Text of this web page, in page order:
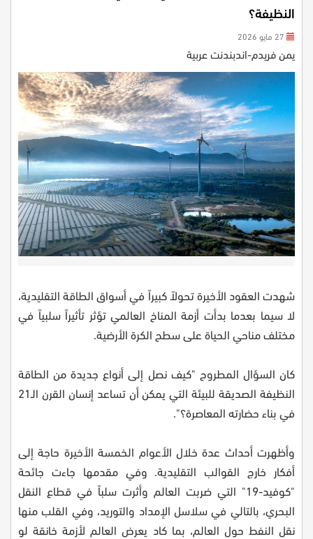
النظيفة؟
يمن فريدم-اندبندنت عربية
شهدت العقود الأخيرة تحولاً كبيراً في أسواق الطاقة التقليدية،
لا سيما بعدما بدأت أزمة المناخ العالمي تؤثر تأثيراً سلبياً في
مختلف مناحي الحياة على سطح الكرة الأرضية.
كان السؤال المطروح "كيف نصل إلى أنواع جديدة من الطاقة
النظيفة الصديقة للبيئة التي يمكن أن تساعد إنسان القرن الـ21
في بناء حضارته المعاصرة؟".
وأظهرت أحداث عدة خلال الأعوام الخمسة الأخيرة حاجة إلى
أفكار خارج القوالب التقليدية. وفي مقدمها جاءت جائحة
"كوفيد-19" التي ضربت العالم وأثرت سلباً في قطاع النقل
البحري، بالتالي في سلاسل الإمداد والتوريد، وفي القلب منها
نقل النفط حول العالم، بما كاد يعرض العالم لأزمة خانقة لو